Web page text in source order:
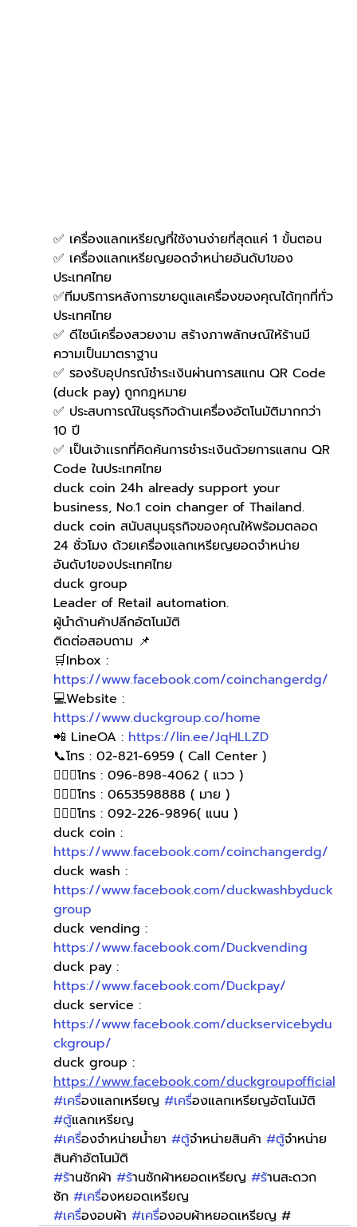
✅ เครื่องแลกเหรียญที่ใช้งานง่ายที่สุดแค่ 1 ขั้นตอน
✅ เครื่องแลกเหรียญยอดจำหน่ายอันดับ1ของ
ประเทศไทย
✅ทีมบริการหลังการขายดูแลเครื่องของคุณได้ทุกที่ทั่ว
ประเทศไทย
✅ ดีไซน์เครื่องสวยงาม สร้างภาพลักษณ์ให้ร้านมี
ความเป็นมาตราฐาน
✅ รองรับอุปกรณ์ชำระเงินผ่านการสแกน QR Code
(duck pay) ถูกกฎหมาย
✅ ประสบการณ์ในธุรกิจด้านเครื่องอัตโนมัติมากกว่า
10 ปี
✅ เป็นเจ้าเเรกที่คิดค้นการชำระเงินด้วยการแสกน QR
Code ในประเทศไทย
duck coin 24h already support your
business, No.1 coin changer of Thailand.
duck coin สนับสนุนธุรกิจของคุณให้พร้อมตลอด
24 ชั่วโมง ด้วยเครื่องแลกเหรียญยอดจำหน่าย
อันดับ1ของประเทศไทย
duck group
Leader of Retail automation.
ผู้นำด้านค้าปลีกอัตโนมัติ
ติดต่อสอบถาม 📌
🛒Inbox :
https://www.facebook.com/coinchangerdg/
💻Website :
https://www.duckgroup.co/home
📲 LineOA : https://lin.ee/JqHLLZD
📞โทร : 02-821-6959 ( Call Center )
🙋🏻‍♀โทร : 096-898-4062 ( แวว )
🙋🏻‍♀️โทร : 0653598888 ( มาย )
🙋🏻‍♀️โทร : 092-226-9896( แนน )
duck coin :
https://www.facebook.com/coinchangerdg/
duck wash :
https://www.facebook.com/duckwashbyduck
group
duck vending :
https://www.facebook.com/Duckvending
duck pay :
https://www.facebook.com/Duckpay/
duck service :
https://www.facebook.com/duckservicebydu
ckgroup/
duck group :
https://www.facebook.com/duckgroupofficial
#เครื่องแลกเหรียญ #เครื่องแลกเหรียญอัตโนมัติ
#ตู้แลกเหรียญ
#เครื่องจำหน่ายน้ำยา #ตู้จำหน่ายสินค้า #ตู้จำหน่าย
สินค้าอัตโนมัติ
#ร้านซักผ้า #ร้านซักผ้าหยอดเหรียญ #ร้านสะดวก
ซัก #เครื่องหยอดเหรียญ
#เครื่องอบผ้า #เครื่องอบผ้าหยอดเหรียญ #